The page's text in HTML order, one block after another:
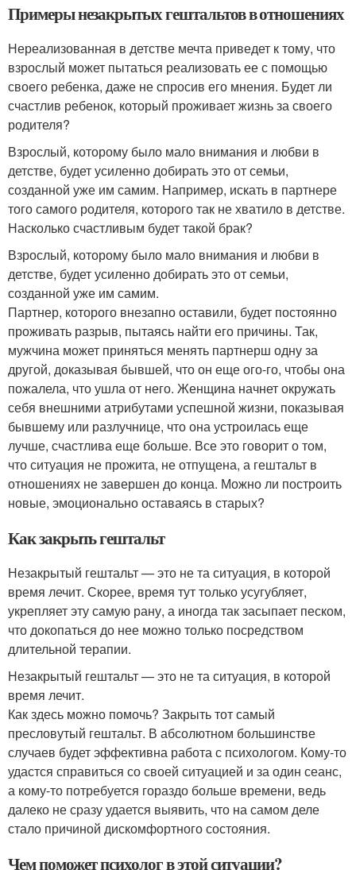
Примеры незакрытых гештальтов в отношениях
Нереализованная в детстве мечта приведет к тому, что
взрослый может пытаться реализовать ее с помощью
своего ребенка, даже не спросив его мнения. Будет ли
счастлив ребенок, который проживает жизнь за своего
родителя?
Взрослый, которому было мало внимания и любви в
детстве, будет усиленно добирать это от семьи,
созданной уже им самим. Например, искать в партнере
того самого родителя, которого так не хватило в детстве.
Насколько счастливым будет такой брак?
Взрослый, которому было мало внимания и любви в
детстве, будет усиленно добирать это от семьи,
созданной уже им самим.
Партнер, которого внезапно оставили, будет постоянно
проживать разрыв, пытаясь найти его причины. Так,
мужчина может приняться менять партнерш одну за
другой, доказывая бывшей, что он еще ого-го, чтобы она
пожалела, что ушла от него. Женщина начнет окружать
себя внешними атрибутами успешной жизни, показывая
бывшему или разлучнице, что она устроилась еще
лучше, счастлива еще больше. Все это говорит о том,
что ситуация не прожита, не отпущена, а гештальт в
отношениях не завершен до конца. Можно ли построить
новые, эмоционально оставаясь в старых?
Как закрыть гештальт
Незакрытый гештальт — это не та ситуация, в которой
время лечит. Скорее, время тут только усугубляет,
укрепляет эту самую рану, а иногда так засыпает песком,
что докопаться до нее можно только посредством
длительной терапии.
Незакрытый гештальт — это не та ситуация, в которой
время лечит.
Как здесь можно помочь? Закрыть тот самый
пресловутый гештальт. В абсолютном большинстве
случаев будет эффективна работа с психологом. Кому-то
удастся справиться со своей ситуацией и за один сеанс,
а кому-то потребуется гораздо больше времени, ведь
далеко не сразу удается выявить, что на самом деле
стало причиной дискомфортного состояния.
Чем поможет психолог в этой ситуации?